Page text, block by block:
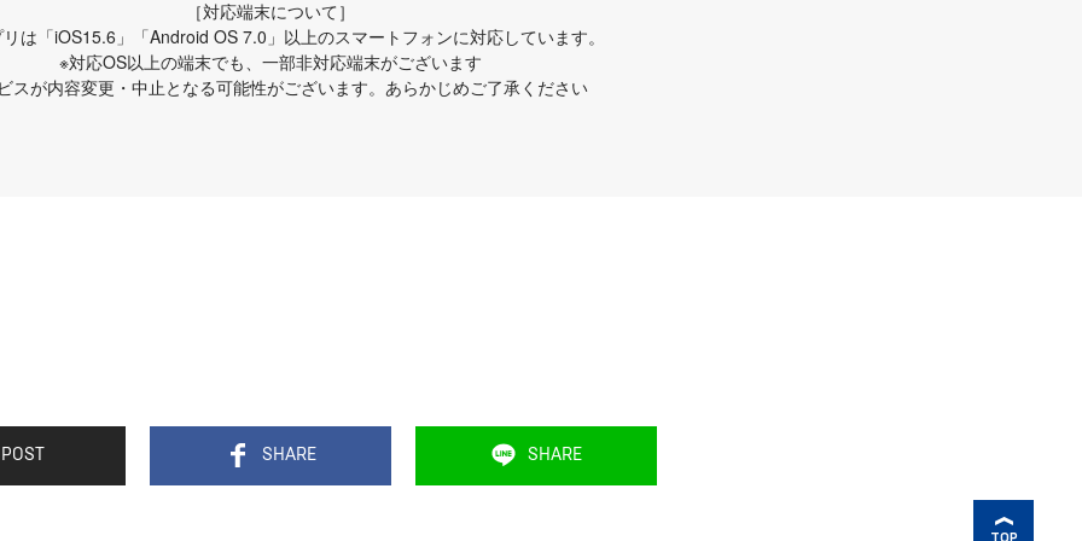
［対応端末について］
リは「iOS15.6」「Android OS 7.0」以上のスマートフォンに対応しています。
※対応OS以上の端末でも、一部非対応端末がございます
スが内容変更・中止となる可能性がございます。あらかじめご了承ください
POST SHARE SHARE